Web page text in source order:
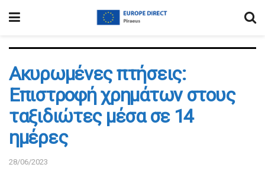
Ακυρωμένες πτήσεις:
Επιστροφή χρημάτων στους
ταξιδιώτες μέσα σε 14
ημέρες
28/06/2023